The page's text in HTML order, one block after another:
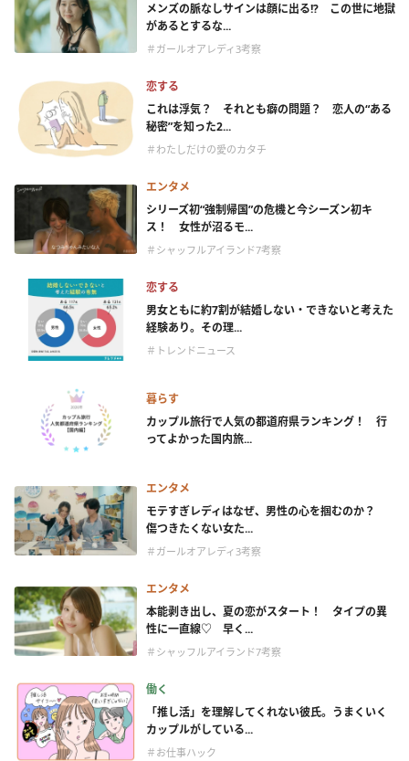
メンズの脈なしサインは顔に出る!? この世に地獄
があるとするな...
＃ガールオアレディ3考察
恋する
これは浮気？ それとも癖の問題？ 恋人の“ある
秘密”を知った2...
＃わたしだけの愛のカタチ
エンタメ
シリーズ初“強制帰国”の危機と今シーズン初キ
ス！ 女性が沼るモ...
＃シャッフルアイランド7考察
恋する
男女ともに約7割が結婚しない・できないと考えた
経験あり。その理...
＃トレンドニュース
暮らす
カップル旅行で人気の都道府県ランキング！ 行
ってよかった国内旅...
エンタメ
モテすぎレディはなぜ、男性の心を掴むのか？
傷つきたくない女た...
＃ガールオアレディ3考察
エンタメ
本能剥き出し、夏の恋がスタート！ タイプの異
性に一直線♡ 早く...
＃シャッフルアイランド7考察
働く
「推し活」を理解してくれない彼氏。うまくいく
カップルがしている...
＃お仕事ハック